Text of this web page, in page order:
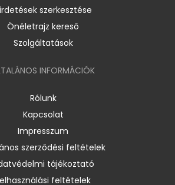
szerkesztése
Önéletrajz kereső
Szolgáltatások
INFORMÁCIÓK
Rólunk
Kapcsolat
Impresszum
szerződési feltételek
tájékoztató
feltételek